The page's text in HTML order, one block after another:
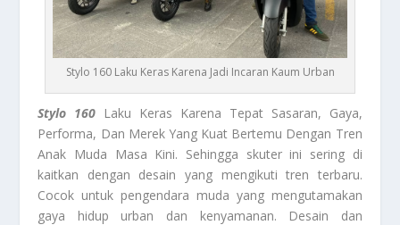
Stylo 160 Laku Keras Karena Jadi Incaran Kaum Urban
Stylo 160 Laku Keras Karena Tepat Sasaran, Gaya,
Performa, Dan Merek Yang Kuat Bertemu Dengan Tren
Anak Muda Masa Kini. Sehingga skuter ini sering di
kaitkan dengan desain yang mengikuti tren terbaru.
Cocok untuk pengendara muda yang mengutamakan
gaya hidup urban dan kenyamanan. Desain dan